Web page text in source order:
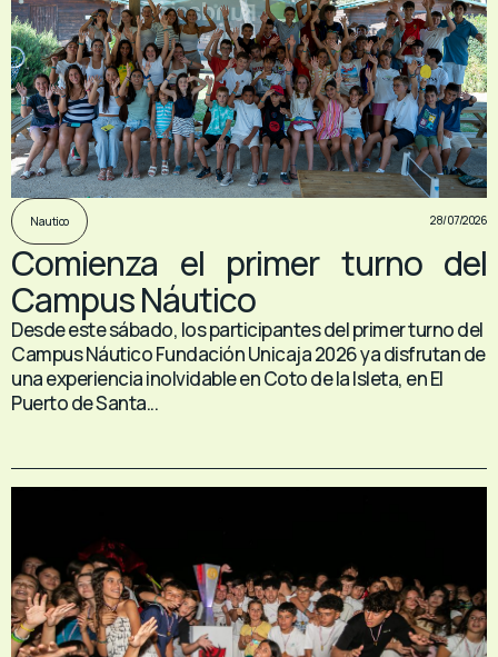
Nautico 28/07/2026
Comienza el primer turno del
Campus Náutico
Desde este sábado, los participantes del primer turno del
Campus Náutico Fundación Unicaja 2026 ya disfrutan de
una experiencia inolvidable en Coto de la Isleta, en El
Puerto de Santa...